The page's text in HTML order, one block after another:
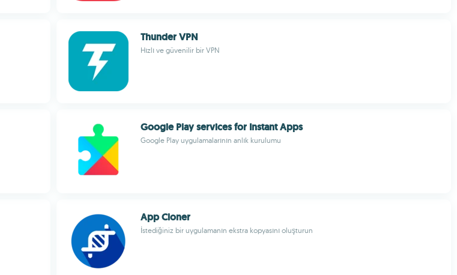
Thunder VPN
Hızlı ve güvenilir bir VPN
Google Play services for Instant Apps
Google Play uygulamalarının anlık kurulumu
App Cloner
İstediğiniz bir uygulamanın ekstra kopyasını oluşturun